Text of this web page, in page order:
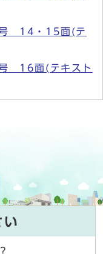
14・15面(テ
16面(テキスト
い